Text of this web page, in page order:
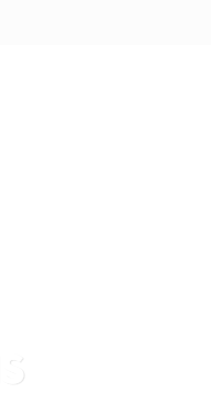
için hatırlatma